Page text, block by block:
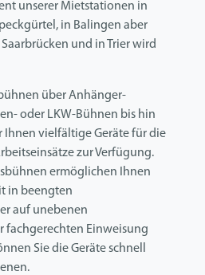
unserer Mietstationen in
in Balingen aber
und in Trier wird
über Anhänger-
oder LKW-Bühnen bis hin
Ihnen vielfältige Geräte für die
zur Verfügung.
ermöglichen Ihnen
in beengten
auf unebenen
fachgerechten Einweisung
Sie die Geräte schnell